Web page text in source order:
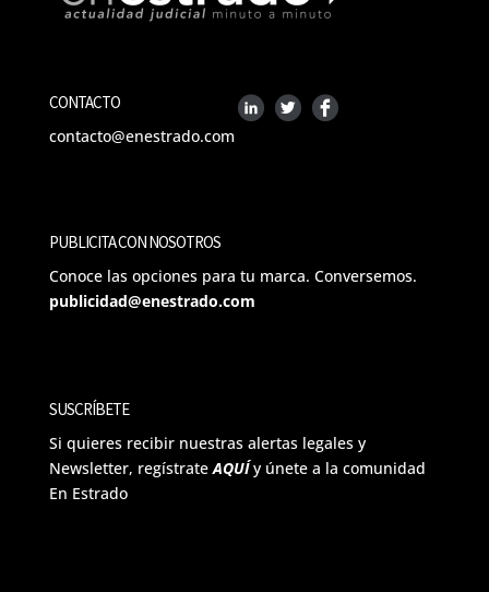
CONTACTO
contacto@enestrado.com
PUBLICITA CON NOSOTROS
Conoce las opciones para tu marca. Conversemos.
publicidad@enestrado.com
SUSCRÍBETE
Si quieres recibir nuestras alertas legales y
Newsletter, regístrateAQUÍ y únete a la comunidad
En Estrado